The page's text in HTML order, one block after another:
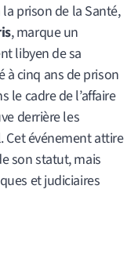
prison de la Santé,
, marque un
libyen de sa
à cinq ans de prison
le cadre de l’affaire
derrière les
Cet événement attire
son statut, mais
et judiciaires